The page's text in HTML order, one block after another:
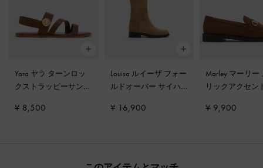
Yara ヤラ ターンロッ
クストラッピーサンダ
¥ 8,500
Louisa ルイーザ フォー
ルドオーバー サイハ
¥ 16,900
Marley マーリー
リックアクセン
¥ 9,900